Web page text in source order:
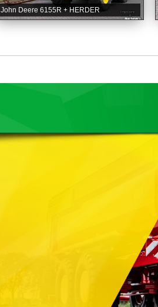
John Deere 6155R + HERDER